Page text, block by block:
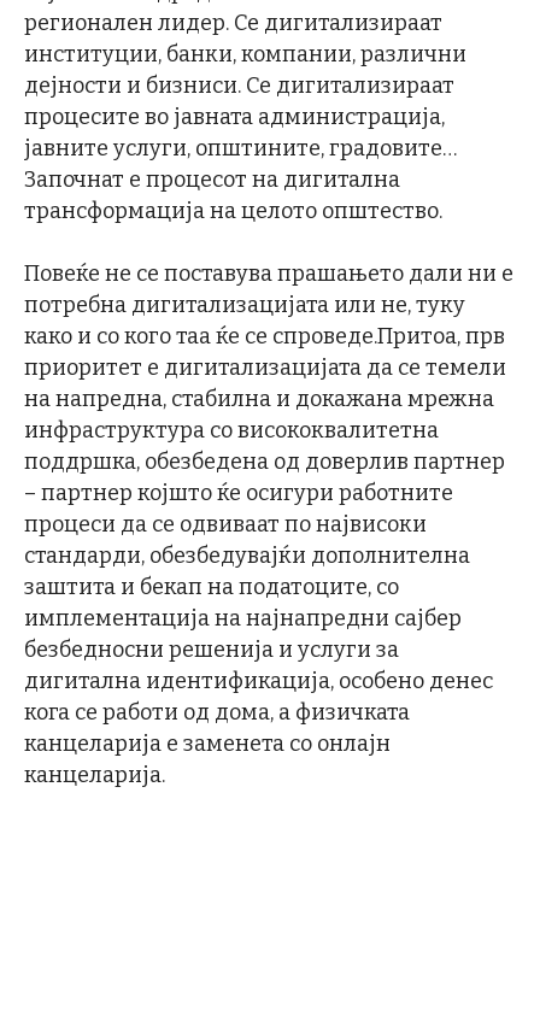
регионален лидер. Се дигитализираат
институции, банки, компании, различни
дејности и бизниси. Се дигитализираат
процесите во јавната администрација,
јавните услуги, општините, градовите…
Започнат е процесот на дигитална
трансформација на целото општество.
Повеќе не се поставува прашањето дали ни е
потребна дигитализацијата или не, туку
како и со кого таа ќе се спроведе.Притоа, прв
приоритет е дигитализацијата да се темели
на напредна, стабилна и докажана мрежна
инфраструктура со висококвалитетна
поддршка, обезбедена од доверлив партнер
– партнер којшто ќе осигури работните
процеси да се одвиваат по највисоки
стандарди, обезбедувајќи дополнителна
заштита и бекап на податоците, со
имплементација на најнапредни сајбер
безбедносни решенија и услуги за
дигитална идентификација, особено денес
кога се работи од дома, а физичката
канцеларија е заменета со онлајн
канцеларија.